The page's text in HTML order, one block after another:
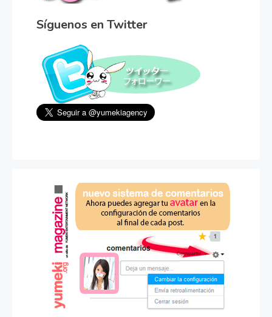
Síguenos en Twitter